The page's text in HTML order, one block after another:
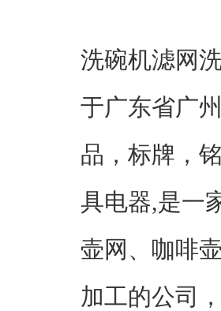
洗碗机滤网
于广东省广
品，标牌，
具电器,是一
壶网、咖啡
加工的公司